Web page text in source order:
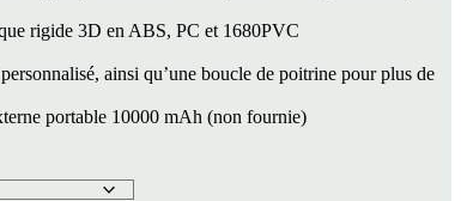
rigide 3D en ABS, PC et 1680PVC
ainsi qu’une boucle de poitrine pour plus de
portable 10000 mAh (non fournie)